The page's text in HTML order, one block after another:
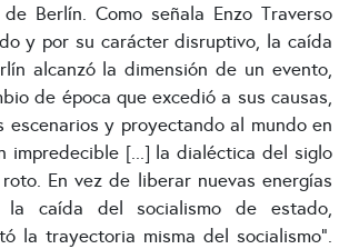
Berlín. Como señala Enzo Traverso
y por su carácter disruptivo, la caída
alcanzó la dimensión de un evento,
de época que excedió a sus causas,
escenarios y proyectando al mundo en
impredecible [...] la dialéctica del siglo
En vez de liberar nuevas energías
la caída del socialismo de estado,
la trayectoria misma del socialismo”.